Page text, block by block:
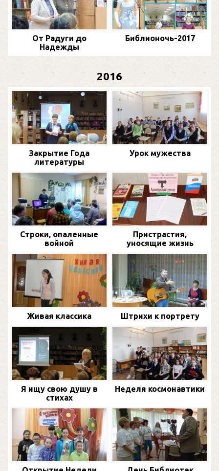
От Радуги до
Надежды
Библионочь-2017
2016
Закрытие Года
литературы
Урок мужества
Строки, опаленные
войной
Пристрастия,
уносящие жизнь
Живая классика Штрихи к портрету
Я ищу свою душу в
стихах
Неделя космонавтики